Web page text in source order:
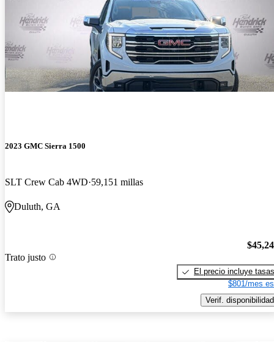
2023 GMC Sierra 1500
SLT Crew Cab 4WD 59,151 millas
Duluth, GA
Trato justo
El precio incluye tasas
$801/mes
Verif. disponibilidad